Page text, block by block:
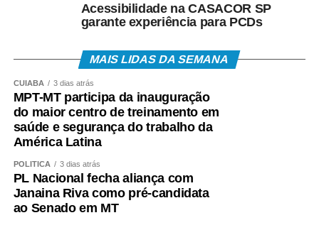
Telefone: (66) 3500-4670
WhatsApp
Facebook
Twitter
Messenger
LinkedIn
Share
Acessibilidade na CASACOR SP
garante experiência para PCDs
MAIS LIDAS DA SEMANA
CUIABÁ 3 dias atrás
MPT-MT participa da inauguração
do maior centro de treinamento em
saúde e segurança do trabalho da
América Latina
POLÍTICA 3 dias atrás
PL Nacional fecha aliança com
Janaina Riva como pré-candidata
ao Senado em MT